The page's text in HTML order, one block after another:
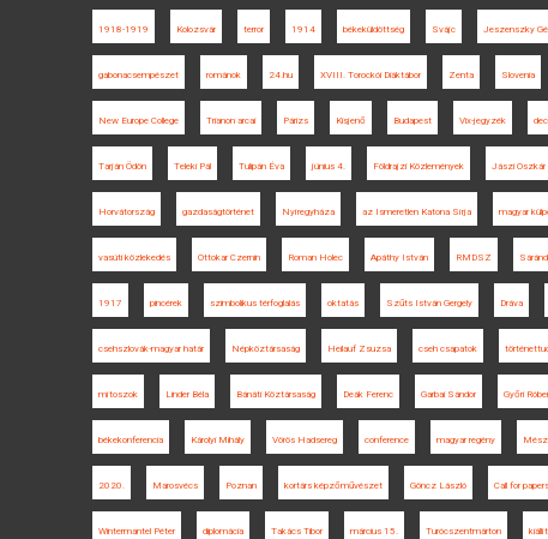
1918-1919 Kolozsvár terror 1914 békeküldöttség Svájc Jeszenszky
gabonacsempészet románok 24.hu XVIII. Torockói Diáktábor Zenta Slovenia
New Europe College Trianon arcai Párizs Kisjenő Budapest Vix-jegyzék
Tarján Ödön Teleki Pál Tulipán Éva június 4. Földrajzi Közlemények Jászi Oszkár
Horvátország gazdaságtörténet Nyíregyháza az Ismeretlen Katona Sírja magyar
vasúti közlekedés Ottokar Czernin Roman Holec Apáthy István RMDSZ
1917 pincérek szimbolikus térfoglalás oktatás Szűts István Gergely Dráva
csehszlovák-magyar határ Népköztársaság Heilauf Zsuzsa cseh csapatok
mítoszok Linder Béla Bánáti Köztársaság Deák Ferenc Garbai Sándor Győri
békekonferencia Károlyi Mihály Vörös Hadsereg conference magyar regény
2020. Marosvécs Poznan kortárs képzőművészet Göncz László Call for papers
Wintermantel Péter diplomácia Takács Tibor március 15. Turócszentmárton